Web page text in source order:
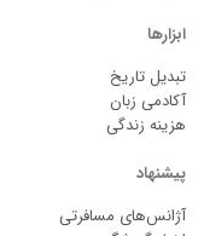
ابزارها
تبدیل تاریخ
آکادمی زبان
هزینه زندگی
پیشنهاد
آژانس‌های مسافرتی